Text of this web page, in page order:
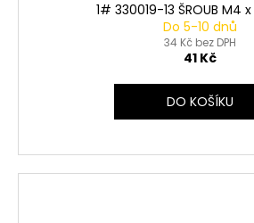
1# 330019-13 ŠROUB M4
Do 5-10 dnů
34 Kč bez DPH
41 Kč
DO KOŠÍKU